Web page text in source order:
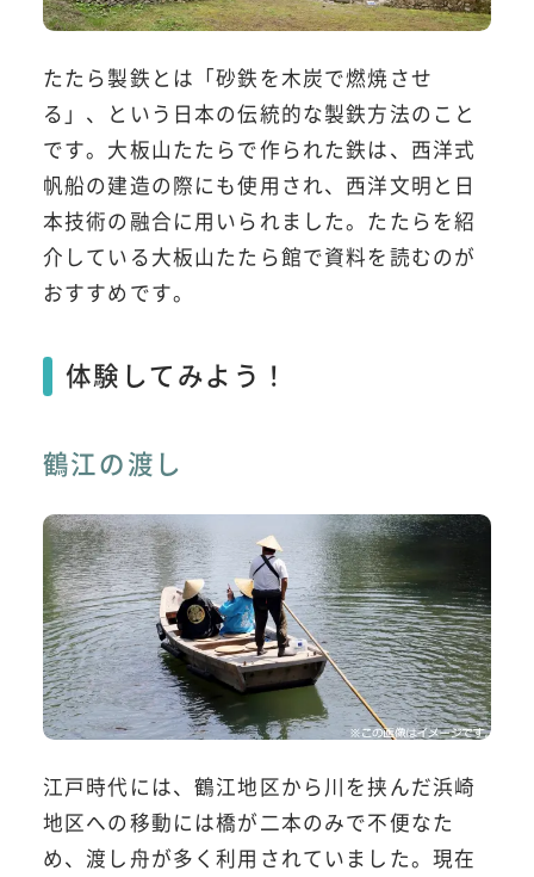
たたら製鉄とは「砂鉄を木炭で燃焼させ
る」、という日本の伝統的な製鉄方法のこと
です。大板山たたらで作られた鉄は、西洋式
帆船の建造の際にも使用され、西洋文明と日
本技術の融合に用いられました。たたらを紹
介している大板山たたら館で資料を読むのが
おすすめです。
体験してみよう！
鶴江の渡し
江戸時代には、鶴江地区から川を挟んだ浜崎
地区への移動には橋が二本のみで不便なた
め、渡し舟が多く利用されていました。現在